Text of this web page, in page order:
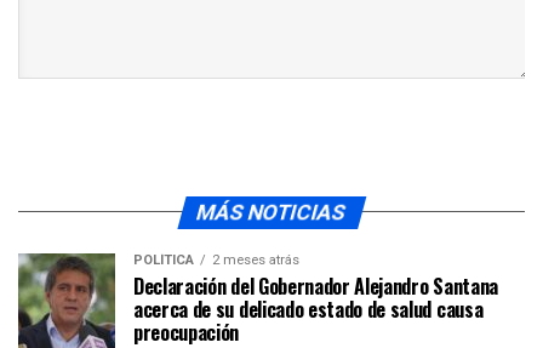
MÁS NOTICIAS
POLÍTICA 2 meses atrás
Declaración del Gobernador Alejandro Santana
acerca de su delicado estado de salud causa
preocupación